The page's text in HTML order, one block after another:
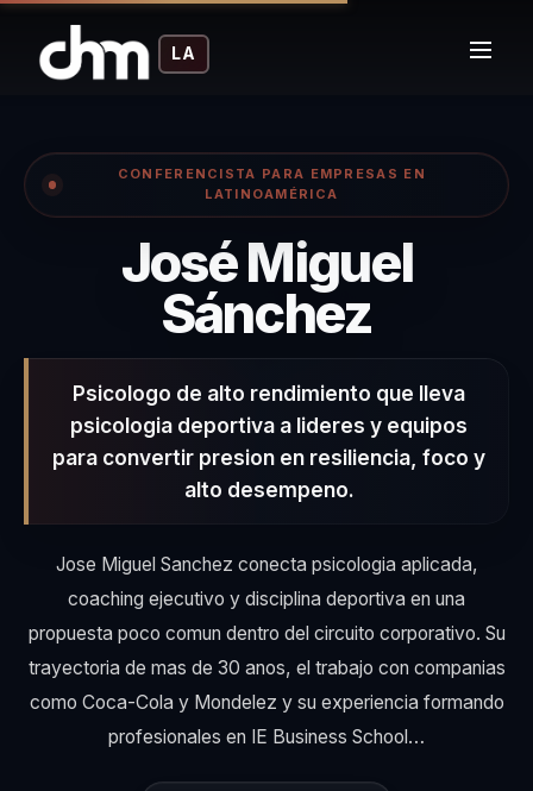
LA
CONFERENCISTA PARA EMPRESAS EN
LATINOAMÉRICA
José Miguel
Sánchez–
Psicologo de alto rendimiento que lleva
psicologia deportiva a lideres y equipos
para convertir presion en resiliencia, foco y
alto desempeno.
Jose Miguel Sanchez conecta psicologia aplicada,
coaching ejecutivo y disciplina deportiva en una
propuesta poco comun dentro del circuito corporativo. Su
trayectoria de mas de 30 anos, el trabajo con companias
como Coca-Cola y Mondelez y su experiencia formando
profesionales en IE Business School…